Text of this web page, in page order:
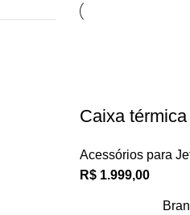
Caixa
Acessórios para
R$1.999,00